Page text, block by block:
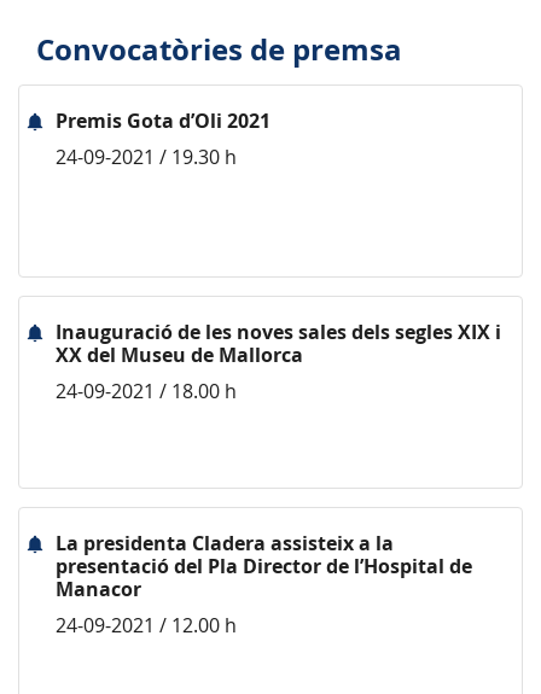
Convocatòries de premsa
Premis Gota d’Oli 2021
24-09-2021 / 19.30 h
Inauguració de les noves sales dels segles XIX i
XX del Museu de Mallorca
24-09-2021 / 18.00 h
La presidenta Cladera assisteix a la
presentació del Pla Director de l’Hospital de
Manacor
24-09-2021 / 12.00 h